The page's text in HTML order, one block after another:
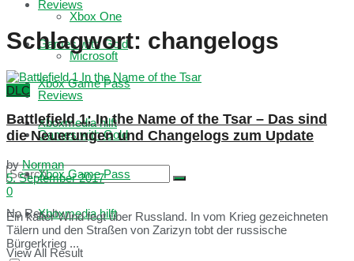
Reviews
Games with Gold
Xbox Game Pass
Xboxmedia hilft
No Result
View All Result
Xbox One
Microsoft
Reviews
Games with Gold
Xbox Game Pass
Xboxmedia hilft
Schlagwort: changelogs
DLC
Battlefield 1: In the Name of the Tsar – Das sind
die Neuerungen und Changelogs zum Update
by Norman
5. September 2017
0
Ein kalter Wind fegt über Russland. In vom Krieg gezeichneten
Tälern und den Straßen von Zarizyn tobt der russische
Bürgerkrieg ...